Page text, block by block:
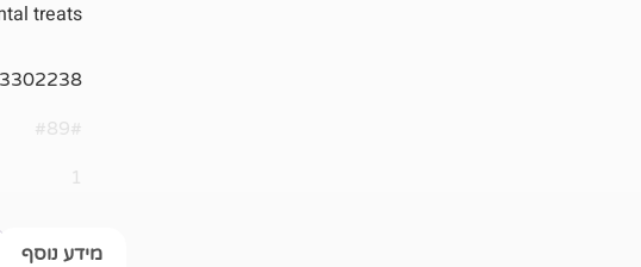
treats
#89#
1
מידע נוסף